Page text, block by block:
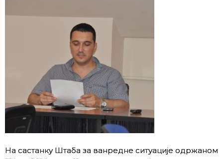
На састанку Штаба за ванредне ситуације одржаном